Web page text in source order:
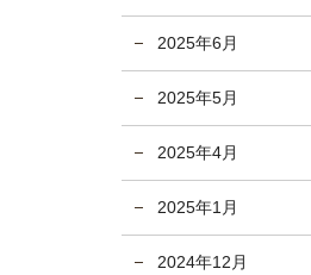
2025年6月
2025年5月
2025年4月
2025年1月
2024年12月